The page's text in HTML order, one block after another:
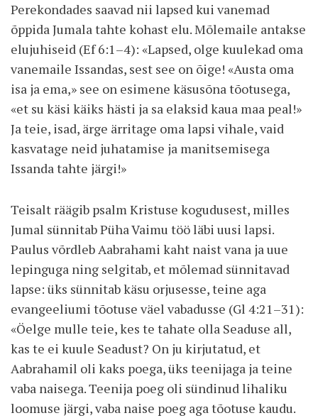
Perekondades saavad nii lapsed kui vanemad
õppida Jumala tahte kohast elu. Mõlemaile antakse
elujuhiseid (Ef 6:1–4): «Lapsed, olge kuulekad oma
vanemaile Issandas, sest see on õige! «Austa oma
isa ja ema,» see on esimene käsusõna tõotusega,
«et su käsi käiks hästi ja sa elaksid kaua maa peal!»
Ja teie, isad, ärge ärritage oma lapsi vihale, vaid
kasvatage neid juhatamise ja manitsemisega
Issanda tahte järgi!»
Teisalt räägib psalm Kristuse kogudusest, milles
Jumal sünnitab Püha Vaimu töö läbi uusi lapsi.
Paulus võrdleb Aabrahami kaht naist vana ja uue
lepinguga ning selgitab, et mõlemad sünnitavad
lapse: üks sünnitab käsu orjusesse, teine aga
evangeeliumi tõotuse väel vabadusse (Gl 4:21–31):
«Öelge mulle teie, kes te tahate olla Seaduse all,
kas te ei kuule Seadust? On ju kirjutatud, et
Aabrahamil oli kaks poega, üks teenijaga ja teine
vaba naisega. Teenija poeg oli sündinud lihaliku
loomuse järgi, vaba naise poeg aga tõotuse kaudu.